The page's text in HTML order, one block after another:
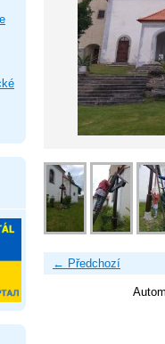
← Předchozí